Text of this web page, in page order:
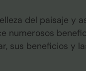
del paisaje y
numerosos
sus beneficios y